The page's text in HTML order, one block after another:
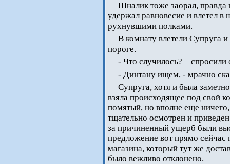
Шналик тоже заорал, правда
удержал равновесие и влетел в
рухнувшими полками.
В комнату влетели Супруга
пороге.
- Что случилось? –
- Динтану ищем, - мрачно
Супруга, хотя и была
взяла происходящее под свой
помятый, но вполне еще
тщательно осмотрен и
за причиненный ущерб были
предложение вот прямо сейчас
магазина, который тут же
было вежливо отклонено.